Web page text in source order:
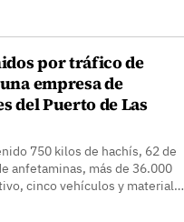
por tráfico de
empresa de
del Puerto de Las
750 kilos de hachís, 62 de
anfetaminas, más de 36.000
cinco vehículos y material…